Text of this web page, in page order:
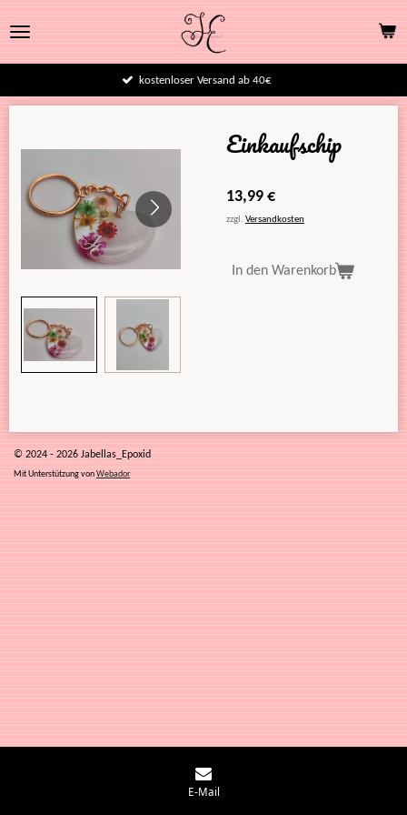
Hauptinhalt
springen
kostenloser Versand ab 40€
Einkaufschip
13,99 €
zzgl. Versandkosten
In den Warenkorb
© 2024 - 2026 Jabellas_Epoxid
Mit Unterstützung vonWebador
E-Mail